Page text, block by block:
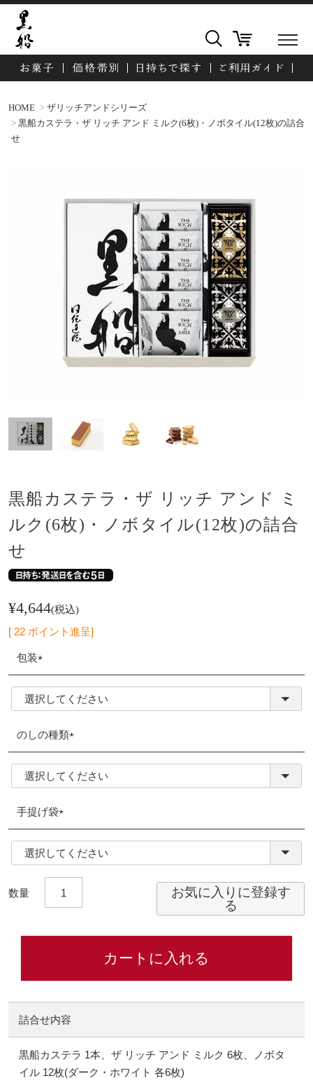
HOME
ザリッチアンドシリーズ
黒船カステラ・ザ リッチ アンド ミルク(6枚)・ノボタイル(12枚)の詰合
せ
黒船カステラ・ザ リッチ アンド ミ
ルク(6枚)・ノボタイル(12枚)の詰合
せ
¥4,644 税込
[ 22 ポイント進呈]
包装
(必
須)
のしの種類
(必
須)
手提げ袋
(必
須)
お気に入りに登録す
る
カートに入れる
詰合せ内容
黒船カステラ 1本、ザ リッチ アンド ミルク 6枚、ノボタ
イル 12枚(ダーク・ホワイト 各6枚)